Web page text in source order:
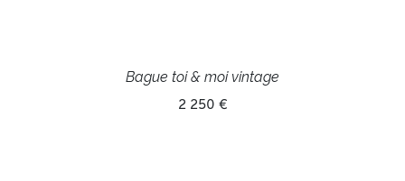
Bague toi & moi vintage
2 250 €